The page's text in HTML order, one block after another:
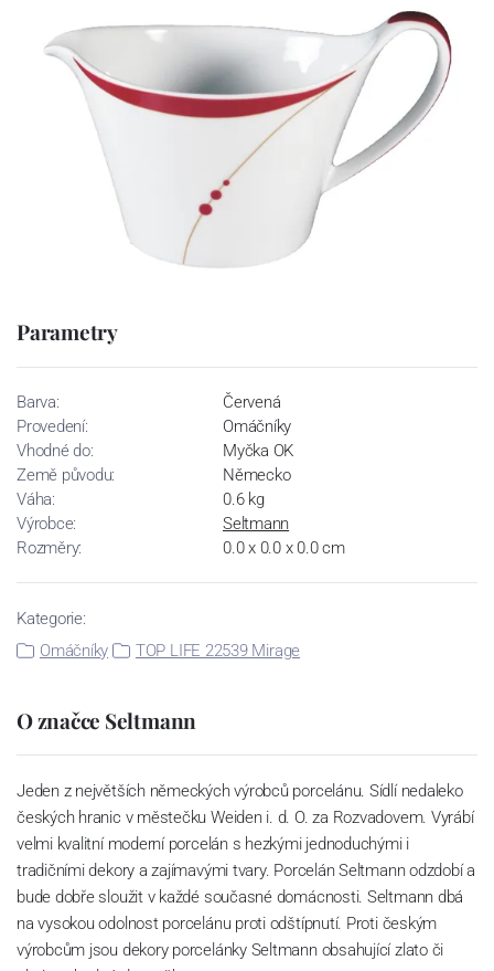
Parametry
Barva:
Červená
Provedení:
Omáčníky
Vhodné do:
Myčka OK
Země původu:
Německo
Váha:
0.6 kg
Výrobce:
Seltmann
Rozměry:
0.0 x 0.0 x 0.0 cm
Kategorie:
Omáčníky
TOP LIFE 22539 Mirage
O značce Seltmann
Jeden z největších německých výrobců porcelánu. Sídlí nedaleko
českých hranic v městečku Weiden i. d. O. za Rozvadovem. Vyrábí
velmi kvalitní moderní porcelán s hezkými jednoduchými i
tradičními dekory a zajímavými tvary. Porcelán Seltmann odzdobí a
bude dobře sloužit v každé současné domácnosti. Seltmann dbá
na vysokou odolnost porcelánu proti odštípnutí. Proti českým
výrobcům jsou dekory porcelánky Seltmann obsahující zlato či